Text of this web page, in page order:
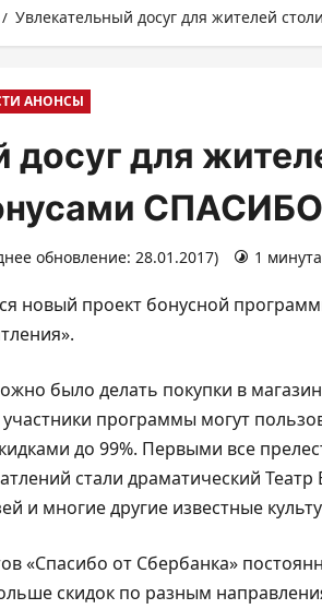
Увлекательный досуг для жителей
АНОНСЫ
досуг для
обновление: 28.01.2017) 1
новый проект бонусной
было делать покупки в
программы могут
до 99%. Первыми все
стали драматический
и многие другие известные
«Спасибо от Сбербанка»
скидок по разным